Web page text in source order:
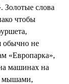
Золотые слова
чтобы
обычно не
«Европарка»,
машинах на
мышами,